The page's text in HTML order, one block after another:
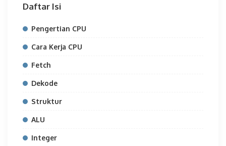
Daftar Isi
Pengertian CPU
Cara Kerja CPU
Fetch
Dekode
Struktur
ALU
Integer